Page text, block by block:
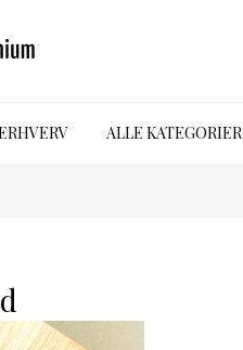
ALLE KATEGORIER